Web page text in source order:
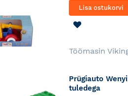
Lisa ostukorvi
Töömasin
Prügiauto
tuledega